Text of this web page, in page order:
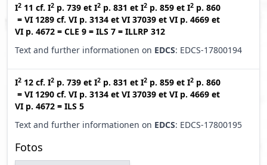
I2 11 cf. I2 p. 739 et I2 p. 831 et I2 p. 859 et I2 p. 860
= VI 1289 cf. VI p. 3134 et VI 37039 et VI p. 4669 et
VI p. 4672 = CLE 9 = ILS 7 = ILLRP 312
Text and further informationen on EDCS: EDCS-17800194
I2 12 cf. I2 p. 739 et I2 p. 831 et I2 p. 859 et I2 p. 860
= VI 1290 cf. VI p. 3134 et VI 37039 et VI p. 4669 et
VI p. 4672 = ILS 5
Text and further informationen on EDCS: EDCS-17800195
Fotos